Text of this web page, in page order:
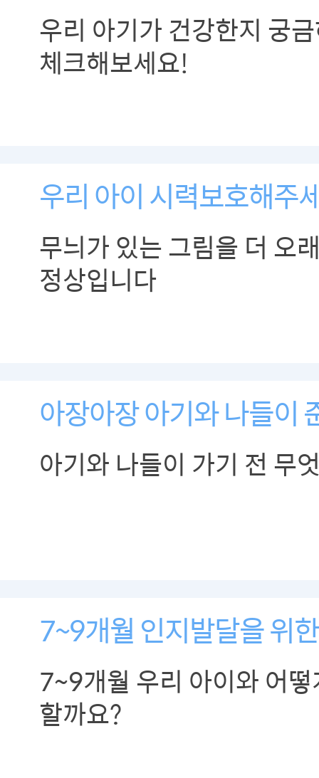
우리 아기가 건강한지 궁
체크해보세요!
우리 아이 시력보호해주
무늬가 있는 그림을 더 오
정상입니다
아장아장 아기와 나들이
아기와 나들이 가기 전 무
7~9개월 인지발달을 위
7~9개월 우리 아이와 어
할까요?